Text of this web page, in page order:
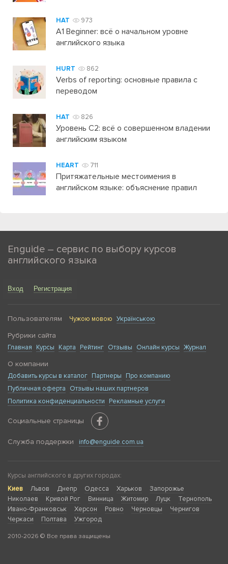
HAT 973
A1 Beginner: всё о начальном уровне
английского языка
HURT 862
Verbs of reporting: основные правила с
переводом
HAT 826
Уровень C2: всё о совершенном владении
английским языком
HEART 711
Притяжательные местоимения в
английском языке: объяснение правил
Enguide – сервис по выбору курсов
английского языка
Вход Регистрация
Пользователям Чужою мовою Українською
Рубрики сайта
Главная Курсы Карта Рейтинг Отзывы Онлайн курсы Журнал
О компании
Добавить курсы в каталог Партнеры
Про компанию
Публичная оферта
Отзывы наших партнеров
Политика конфиденциальности
Рекламные услуги
Социальные страницы
Служба поддержки info@enguide.com.ua
Курсы английского в других городах:
Киев
Львов Днепр Одесса Харьков
Запорожье
Николаев
Кривой Рог Винница Житомир Луцк
Тернополь
Ивано-Франковськ
Херсон Ровно Черновцы
Чернигов
Черкаси
Полтава Ужгород
2010-2026 © Все права защищены